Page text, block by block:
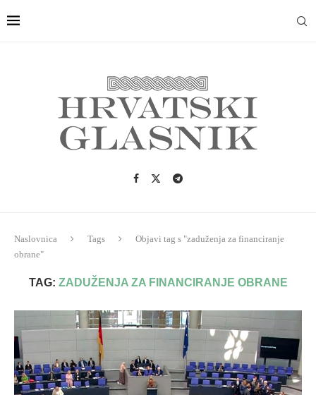
Naslovnica Tags
Objavi tag s "zaduženja za financiranje
obrane"
TAG: ZADUŽENJA ZA FINANCIRANJE OBRANE